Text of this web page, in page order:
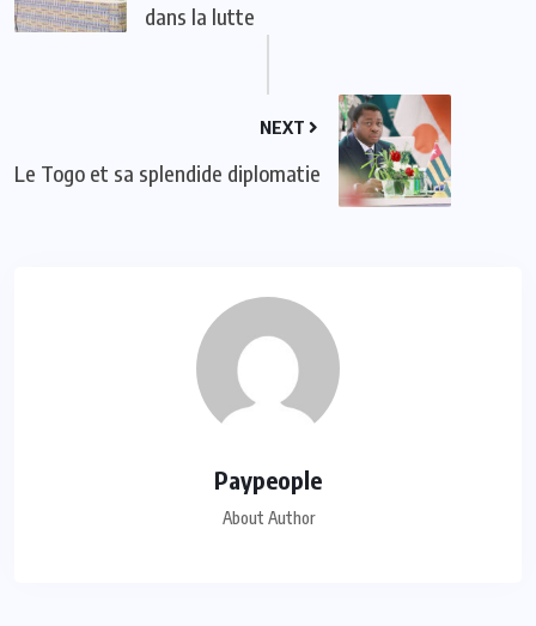
dans la lutte
NEXT
Le Togo et sa splendide diplomatie
Paypeople
About Author